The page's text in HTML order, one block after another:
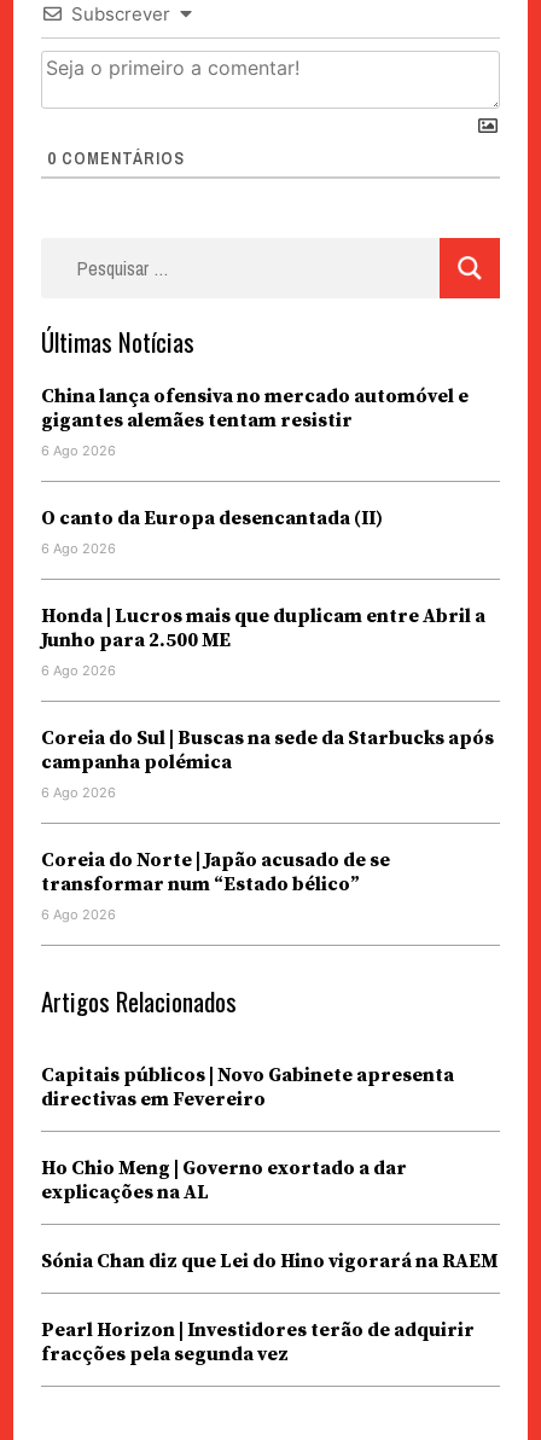
Subscrever
0 COMENTÁRIOS
Últimas Notícias
China lança ofensiva no mercado automóvel e
gigantes alemães tentam resistir
6 Ago 2026
O canto da Europa desencantada (II)
6 Ago 2026
Honda | Lucros mais que duplicam entre Abril a
Junho para 2.500 ME
6 Ago 2026
Coreia do Sul | Buscas na sede da Starbucks após
campanha polémica
6 Ago 2026
Coreia do Norte | Japão acusado de se
transformar num “Estado bélico”
6 Ago 2026
Artigos Relacionados
Capitais públicos | Novo Gabinete apresenta
directivas em Fevereiro
Ho Chio Meng | Governo exortado a dar
explicações na AL
Sónia Chan diz que Lei do Hino vigorará na RAEM
Pearl Horizon | Investidores terão de adquirir
fracções pela segunda vez